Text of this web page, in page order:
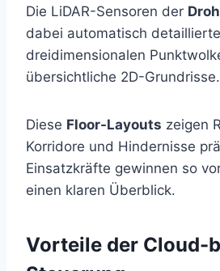
Die LiDAR-Sensoren der
dabei automatisch detaillierte
dreidimensionalen
übersichtliche 2D-Grundrisse.
Diese Floor-Layouts zeigen
Korridore und Hindernisse
Einsatzkräfte gewinnen so
einen klaren Überblick.
Vorteile der Cloud-